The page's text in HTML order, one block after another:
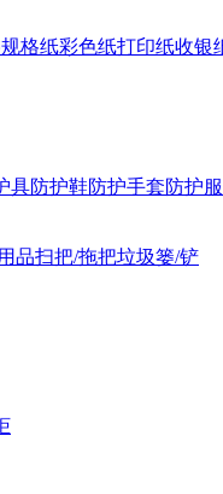
格纸彩色纸打印纸收银
具防护鞋防护手套防护服
品扫把/拖把垃圾篓/铲